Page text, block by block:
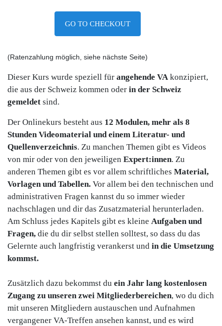
GO TO CHECKOUT
(Ratenzahlung möglich, siehe nächste Seite)
Dieser Kurs wurde speziell für angehende VA konzipiert,
die aus der Schweiz kommen oder in der Schweiz
gemeldet sind.
Der Onlinekurs besteht aus 12 Modulen, mehr als 8
Stunden Videomaterial und einem Literatur- und
Quellenverzeichnis. Zu manchen Themen gibt es Videos
von mir oder von den jeweiligen Expert:innen. Zu
anderen Themen gibt es vor allem schriftliches Material,
Vorlagen und Tabellen. Vor allem bei den technischen und
administrativen Fragen kannst du so immer wieder
nachschlagen und dir das Zusatzmaterial herunterladen.
Am Schluss jedes Kapitels gibt es kleine Aufgaben und
Fragen, die du dir selbst stellen solltest, so dass du das
Gelernte auch langfristig verankerst und in die Umsetzung
kommst.
Zusätzlich dazu bekommst du ein Jahr lang kostenlosen
Zugang zu unseren zwei Mitgliederbereichen, wo du dich
mit unseren Mitgliedern austauschen und Aufnahmen
vergangener VA-Treffen ansehen kannst, und es wird